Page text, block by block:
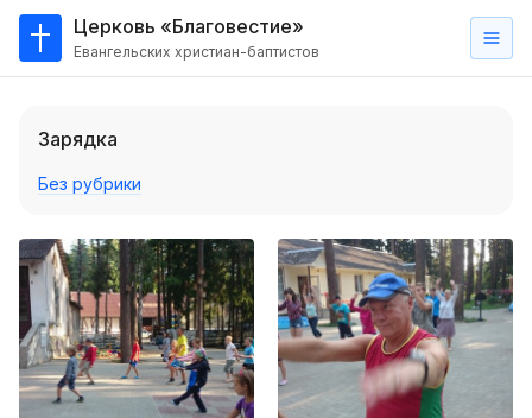
Церковь «Благовестие»
Евангельских христиан-баптистов
Мы на карте
Проповеди
Пасторское наставление
Проповеди
Зарядка
Без рубрики